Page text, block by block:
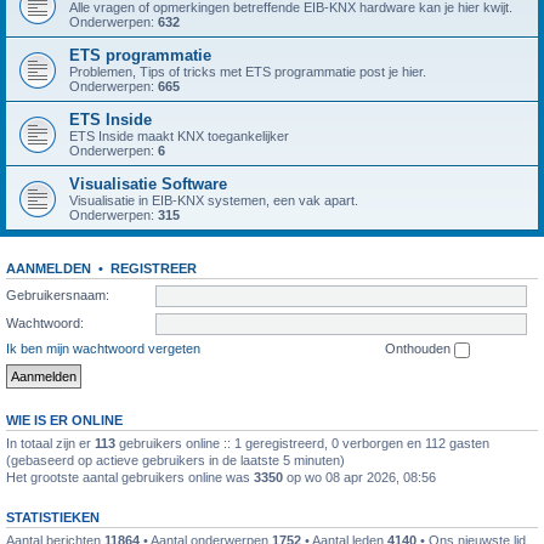
Alle vragen of opmerkingen betreffende EIB-KNX hardware kan je hier kwijt.
Onderwerpen: 632
ETS programmatie
Problemen, Tips of tricks met ETS programmatie post je hier.
Onderwerpen: 665
ETS Inside
ETS Inside maakt KNX toegankelijker
Onderwerpen: 6
Visualisatie Software
Visualisatie in EIB-KNX systemen, een vak apart.
Onderwerpen: 315
AANMELDEN •
REGISTREER
Gebruikersnaam:
Wachtwoord:
Ik ben mijn wachtwoord vergeten
Onthouden
WIE IS ER ONLINE
In totaal zijn er 113 gebruikers online :: 1 geregistreerd, 0 verborgen en 112 gasten
(gebaseerd op actieve gebruikers in de laatste 5 minuten)
Het grootste aantal gebruikers online was 3350 op wo 08 apr 2026, 08:56
STATISTIEKEN
Aantal berichten 11864 • Aantal onderwerpen 1752 • Aantal leden 4140 • Ons nieuwste lid